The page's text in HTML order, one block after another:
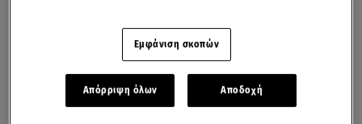
Εμφάνιση σκοπών
Απόρριψη όλων Αποδοχή